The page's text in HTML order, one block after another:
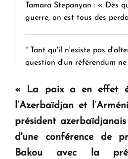
Tamara Stepanyan : « Dès
guerre, on est tous des
" Tant qu'il n'existe pas
question d'un référendum ne
KASA : 30 ans d'audace, de
en Arménie
Le premier hôtel Hyatt
ouvrira ses portes à Dilijan
« La paix a en effet
l’Azerbaïdjan et
président
d'une conférence de
Bakou avec la